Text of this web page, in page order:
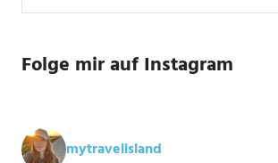
Folge mir auf Instagram
mytravelisland